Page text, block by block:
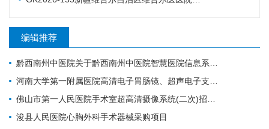
编辑推荐
黔西南州中医院关于黔西南州中医院智慧医院信息系统标准化建设支撑硬件采购项目的公开招标公告
河南大学第一附属医院高清电子胃肠镜、超声电子支气管镜系统项目
佛山市第一人民医院手术室超高清摄像系统(二次)招标公告
浚县人民医院心胸外科手术器械采购项目